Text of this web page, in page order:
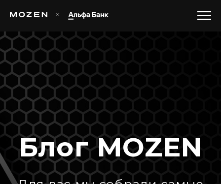
Блог MOZEN
Для вас мы собрали самые
свежие новости и статьи